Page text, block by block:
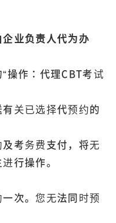
业负责人代为办
操作：代理CBT考试
关已选择代预约的
考务费支付，将无
行操作。
次。您无法同时预